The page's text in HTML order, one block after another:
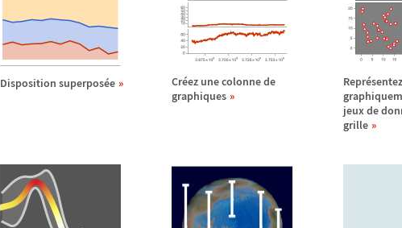
Disposition superposée Créez une colonne de
graphiques
Représentez
jeux de
grille